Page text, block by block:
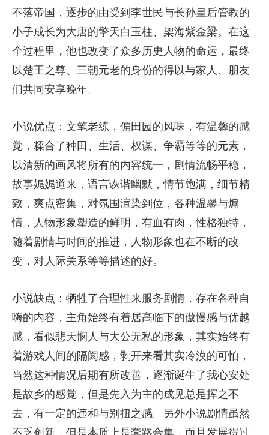
不落帝国，逐步的由受到李世民与长孙皇后管教的
小子成长为大唐的擎天白玉柱、架海紫金梁。在这
个过程里，他也改变了众多历史人物的命运，最终
以楚王之尊、三朝元老的身份的得以与家人、朋友
们共同安享晚年。
小说优点：文笔老练，偏田园的风味，有温馨的感
觉，糅合了种田、生活、权谋、争霸等等的元素，
以清新的画风将所有的内容统一，剧情流畅平稳，
故事娓娓道来，语言诙谐幽默，情节饱满，细节精
致，爽点密集，对氛围渲染到位，各种温馨与煽
情，人物形象塑造的鲜明，有血有肉，性格独特，
随着剧情与时间的推进，人物形象也在不断的改
变，对人际关系等等描述的好。
小说缺点：牺牲了合理性来服务剧情，存在各种自
嗨的内容，主角始终有着居高临下的傲慢感与优越
感，看似悲天悯人与大公无私的形象，其实始终有
着游戏人间的隔阂感，剥开来看其实冷漠的可怕，
当然这种情况后期有所改善，逐渐诞生了我心安处
是故乡的感觉，但是先入为主的成见总是挥之不
去，有一定的违和与别扭之感。另外小说剧情虽然
不乏创新，但是本质上是套路合集，而且发展得过